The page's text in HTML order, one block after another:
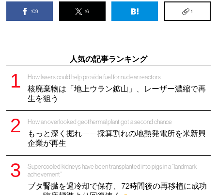
109 16 1
人気の記事ランキング
How lasers could help provide fuel for nuclear reactors
核廃棄物は「地上ウラン鉱山」、レーザー濃縮で再
生を狙う
How an overlooked geothermal plant got a second chance
もっと深く掘れ——採算割れの地熱発電所を米新興
企業が再生
Supercooled kidneys have been transplanted into pigs in a “landmark
achievement”
ブタ腎臓を過冷却で保存、 72時間後の再移植に成功